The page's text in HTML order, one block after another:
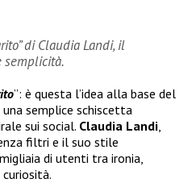
di Claudia Landi, il
semplicità.
”: è questa l’idea alla base del
semplice schiscetta
sui social. Claudia Landi
filtri e il suo stile
di utenti tra ironia,